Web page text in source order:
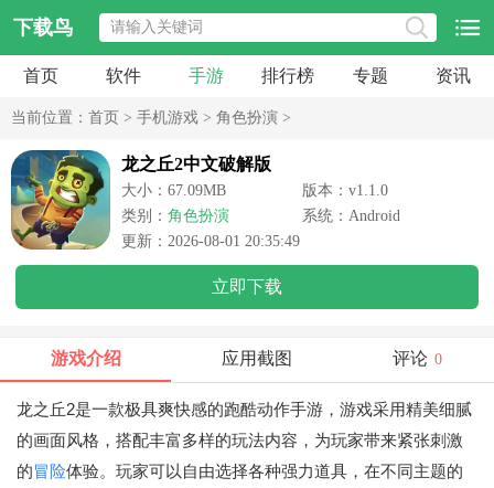
下载鸟
首页 软件 手游 排行榜 专题 资讯
当前位置： 首页 > 手机游戏 > 角色扮演 >
龙之丘2中文破解版
大小：67.09MB
版本：v1.1.0
类别： 角色扮演
系统：Android
更新：2026-08-01 20:35:49
立即下载
游戏介绍 应用截图 评论 0
龙之丘2是一款极具爽快感的跑酷动作手游，游戏采用精美细腻
的画面风格，搭配丰富多样的玩法内容，为玩家带来紧张刺激
的冒险体验。玩家可以自由选择各种强力道具，在不同主题的